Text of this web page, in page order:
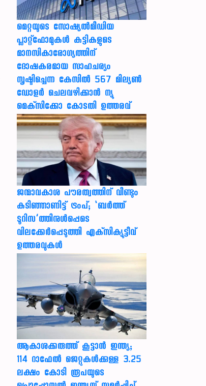
മെറ്റയുടെ സോഷ്യല്‍മീഡിയ
പ്ലാറ്റ്‌ഫോമുകള്‍ കുട്ടികളുടെ
മാനസികാരോഗ്യത്തിന്
ദോഷകരമായ സാഹചര്യം
സൃഷ്ടിച്ചെന്ന കേസില്‍ 567 മില്യണ്‍
ഡോളര്‍ ചെലവഴിക്കാന്‍ ന്യൂ
മെക്‌സിക്കോ കോടതി ഉത്തരവ്
ജന്മാവകാശ പൗരത്വത്തിന് വീണ്ടും
കടിഞ്ഞാണിട്ട് ട്രംപ്; ‘ബര്‍ത്ത്
ടൂറിസ’ത്തിനുള്‍പ്പെടെ
വിലക്കേര്‍പ്പെടുത്തി എക്‌സിക്യൂട്ടീവ്
ഉത്തരവുകള്‍
ആകാശക്കരുത്ത് കൂട്ടാൻ ഇന്ത്യ;
114 റാഫേൽ ജെറ്റുകൾക്കുള്ള 3.25
ലക്ഷം കോടി രൂപയുടെ